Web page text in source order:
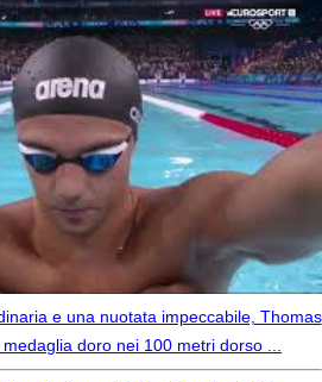
e una nuotata impeccabile, Thomas
doro nei 100 metri dorso ...